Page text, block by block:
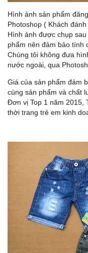
Hình ảnh sản phẩm
Photoshop ( Khách
Hình ảnh được chụp
phẩm nên đảm bảo tính
Chúng tôi không đưa
nước ngoài, qua
Giá của sản phẩm đảm
cùng sản phẩm và chất
Đơn vị Top 1 năm 2015,
thời trang trẻ em kinh